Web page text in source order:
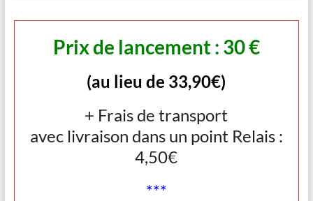
Prix de lancement : 30 €
(au lieu de 33,90€)
+ Frais de transport
avec livraison dans un point Relais :
4,50€
***